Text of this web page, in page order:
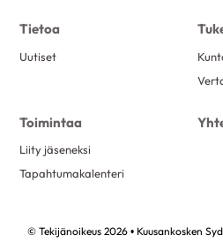
Tietoa
Uutiset
Toimintaa
Liity jäseneksi
Tapahtumakalenteri
© Tekijänoikeus 2026 • Kuusankosken